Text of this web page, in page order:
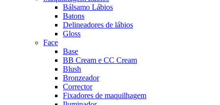
Bálsamo Lábios
Batons
Delineadores de lábios
Gloss
Face
Base
BB Cream e CC Cream
Blush
Bronzeador
Corrector
Fixadores de maquilhagem